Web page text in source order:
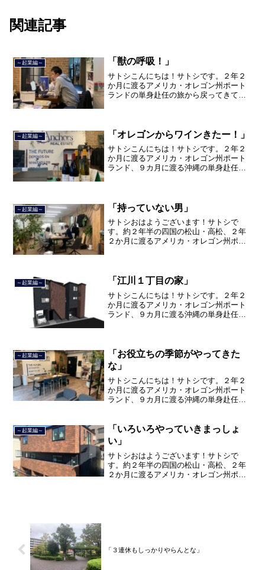
関連記事
～起業編～ 「獣の呼吸！」
サトシこんにちは！サトシです。２年２
か月に渡るアメリカ・オレゴン州ポート
ランドの単身赴任の旅から戻ってきて、
区南大井で不動産を主に取...
～起業編～ 「オレゴンからワインきたー！」
サトシこんにちは！サトシです。２年２
か月に渡るアメリカ・オレゴン州ポート
ランド、９カ月に渡る沖縄の単身赴任の
品川区南大井で不動産を主...
～起業編～ 「持っていない男」
サトシおはようございます！サトシで
す。約２年半の四国の松山・高松、２年
２か月に渡るアメリカ・オレゴン州ポー
した。２０２１年３月９日よ...
～起業編～ 「江川１丁目の家」
サトシこんにちは！サトシです。２年２
か月に渡るアメリカ・オレゴン州ポート
ランド、９カ月に渡る沖縄の単身赴任の
品川区南大井で不動産を主...
～起業編～
「お役立ちの季節がやってきた
な」
サトシこんにちは！サトシです。２年２
か月に渡るアメリカ・オレゴン州ポート
ランド、９カ月に渡る沖縄の単身赴任の
ました。２０２１年３月９日より東京都
品川区南大井で不動産を主...
～起業編～
「いろいろやっていきまっしょ
い」
サトシおはようございます！サトシで
す。約２年半の四国の松山・高松、２年
２か月に渡るアメリカ・オレゴン州ポー
「３連休もしっかりやらんとな」